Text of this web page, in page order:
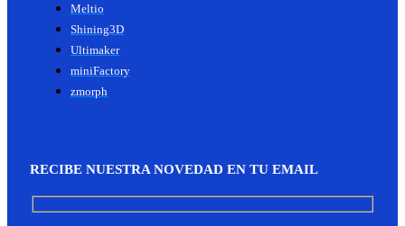
Meltio
Shining3D
Ultimaker
miniFactory
zmorph
RECIBE NUESTRA NOVEDAD EN TU EMAIL